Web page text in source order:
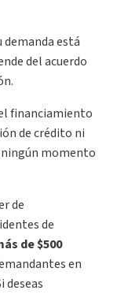
está
del acuerdo
financiamiento
de crédito ni
momento
de
de
de $500
en
deseas